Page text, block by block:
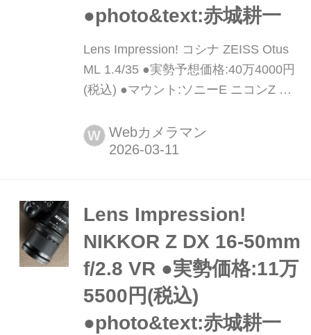
●photo&text:赤城耕一
Lens Impression! コシナ ZEISS Otus
ML 1.4/35 ●実勢予想価格:40万4000円
(税込) ●マウント:ソニーE ニコンZ キ
ル・ツァイスとコシナの協業によって
生まれた最高峰レンズとしてOtus
ューアルされた"Otus ML
ス。本製品はその流れを受けた第三弾
の...
W Webカメラマン
Lens Impression!
NIKKOR Z DX 16-50mm
f/2.8 VR ●実勢価格:11万
5500円(税込)
●photo&text:赤城耕一